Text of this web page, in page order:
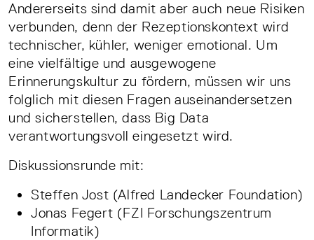
Andererseits sind damit aber auch neue Risiken
verbunden, denn der Rezeptionskontext wird
technischer, kühler, weniger emotional. Um
eine vielfältige und ausgewogene
Erinnerungskultur zu fördern, müssen wir uns
folglich mit diesen Fragen auseinandersetzen
und sicherstellen, dass Big Data
verantwortungsvoll eingesetzt wird.
Diskussionsrunde mit:
Steffen Jost (Alfred Landecker Foundation)
Jonas Fegert (FZI Forschungszentrum
Informatik)